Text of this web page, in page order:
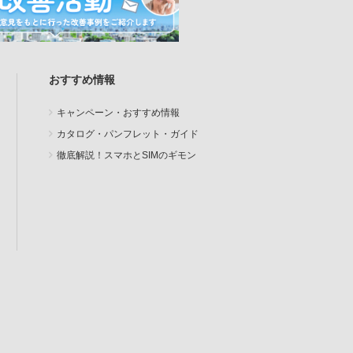
おすすめ情報
キャンペーン・おすすめ情報
カタログ・パンフレット・ガイド
徹底解説！スマホとSIMのギモン